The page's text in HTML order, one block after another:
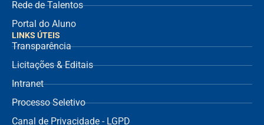
Rede de Talentos
Portal do Aluno
LINKS ÚTEIS
Transparência
Licitações & Editais
Intranet
Processo Seletivo
Canal de Privacidade - LGPD